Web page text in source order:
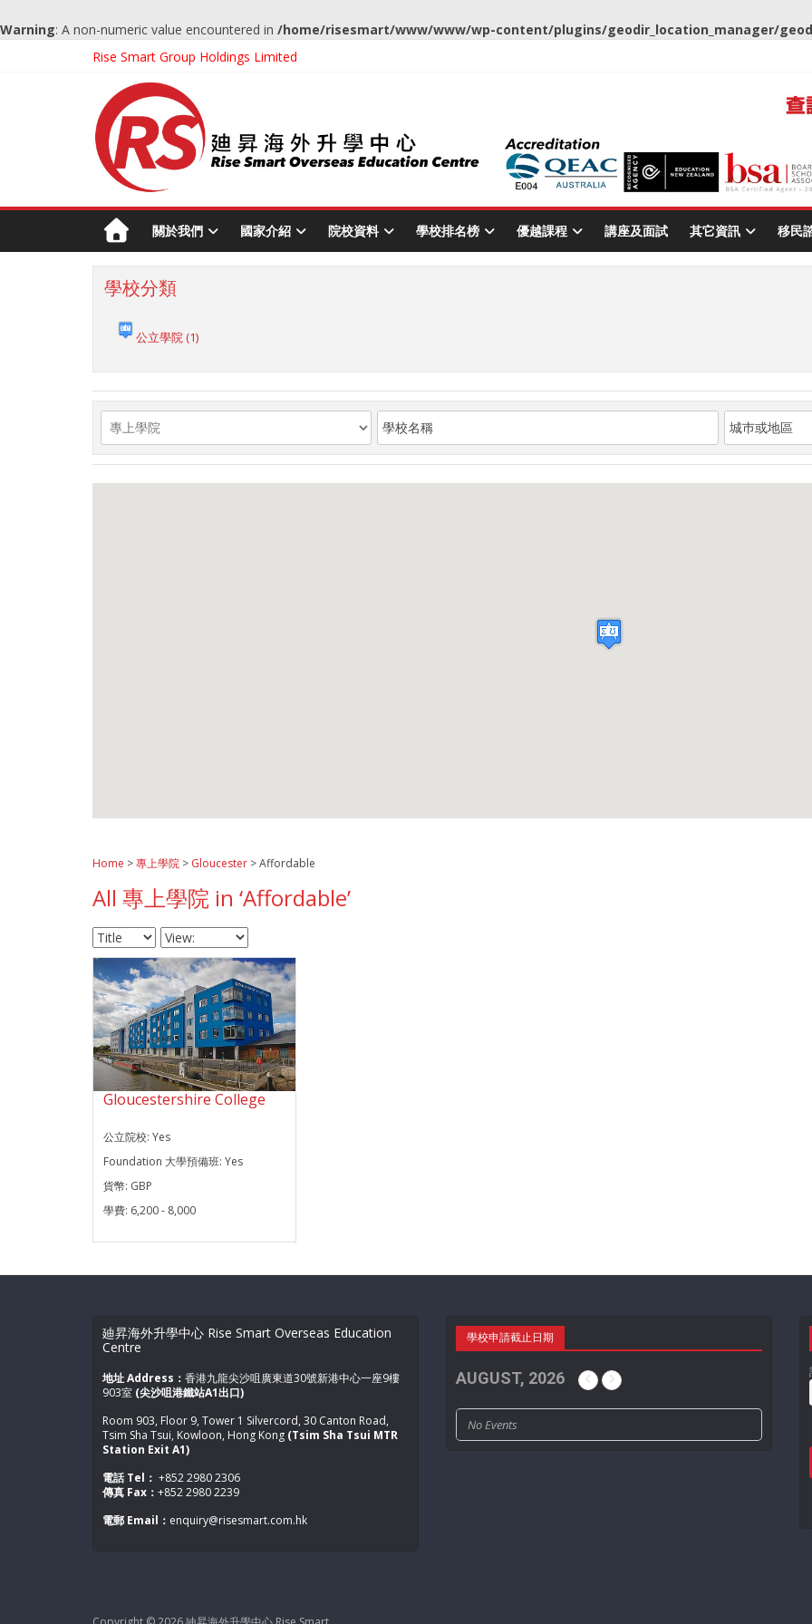
Warning: A non-numeric value encountered in /home/risesmart/www/www/wp-content/plugins/geodir_location_manager/
Rise Smart Group Holdings Limited
關於我們 國家介紹 院校資料 學校排名榜 優越課程 講座及面試 其它資訊 移民
學校分類
公立學院(1)
Home >專上學院 > Gloucester > Affordable
All 專上學院 in ‘Affordable’
Gloucestershire College
公立院校:Yes
Foundation 大學預備班:Yes
貨幣: GBP
學費: 6,200 - 8,000
廸昇海外升學中心 Rise Smart Overseas Education
Centre
地址 Address： 香港九龍尖沙咀廣東道30號新港中心一座9樓
903室 (尖沙咀港鐵站A1出口)
Room 903, Floor 9, Tower 1 Silvercord, 30 Canton Road,
Tsim Sha Tsui, Kowloon, Hong Kong (Tsim Sha Tsui MTR
Station Exit A1)
電話 Tel： +852 2980 2306
傳真 Fax： +852 2980 2239
電郵 Email： enquiry@risesmart.com.hk
學校申請截止日期
AUGUST, 2026
No Events